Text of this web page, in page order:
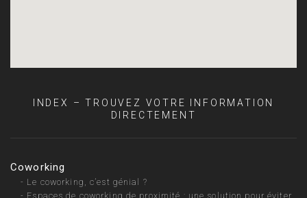
INDEX – TROUVEZ VOTRE INFORMATION
DIRECTEMENT
Coworking
- Le coworking, c’est génial ?
- Espaces de coworking de proximité : une solution pour éviter